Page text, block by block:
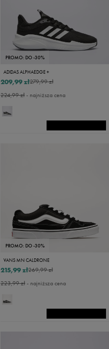
PROMO: DO -30%
ADIDAS ALPHAEDGE +
279,99 zł
209,99 zł
224,99 zł- najniższa cena
PROMO: DO -30%
VANS MN CALDRONE
269,99 zł
215,99 zł
223,99 zł- najniższa cena